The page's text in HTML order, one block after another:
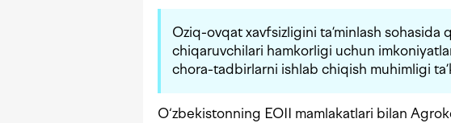
Oziq-ovqat xavfsizligini ta’minlash sohasida
chiqaruvchilari hamkorligi uchun
chora-tadbirlarni ishlab chiqish muhimligi
O‘zbekistonning EOII mamlakatlari bilan